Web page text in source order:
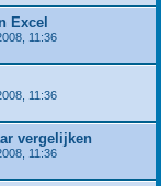
Excel
11:36
11:36
vergelijken
11:36